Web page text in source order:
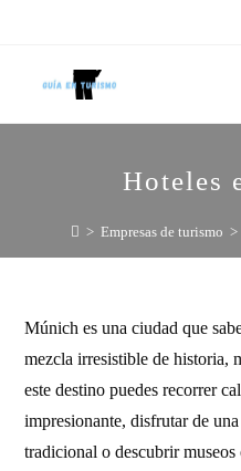
Hoteles
> Empresas de turismo >
Múnich es una ciudad que
mezcla irresistible de historia,
este destino puedes recorrer
impresionante, disfrutar de
tradicional o descubrir